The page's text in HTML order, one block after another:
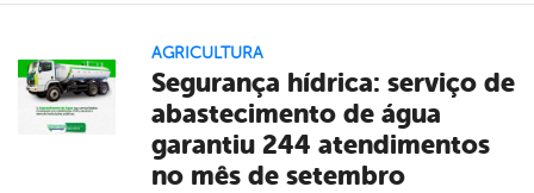
AGRICULTURA
Segurança hídrica: serviço de
abastecimento de água
garantiu 244 atendimentos
no mês de setembro